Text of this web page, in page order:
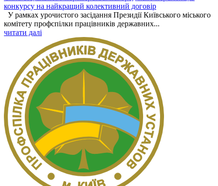
конкурсу на найкращий колективний договір
У рамках урочистого засідання Президії Київського міського
комітету профспілки працівників державних...
читати далі